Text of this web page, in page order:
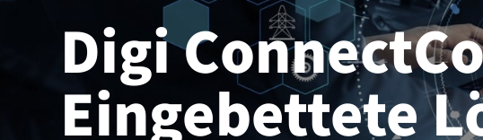
Digi
Eingebettete